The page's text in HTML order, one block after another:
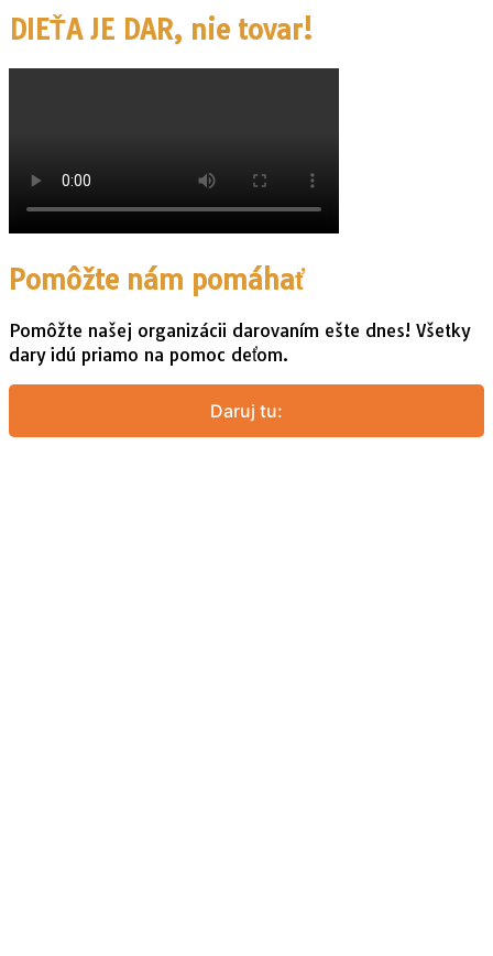
DIEŤA JE DAR, nie tovar!
Pomôžte nám pomáhať
Pomôžte našej organizácii darovaním ešte dnes! Všetky
dary idú priamo na pomoc deťom.
Daruj tu: